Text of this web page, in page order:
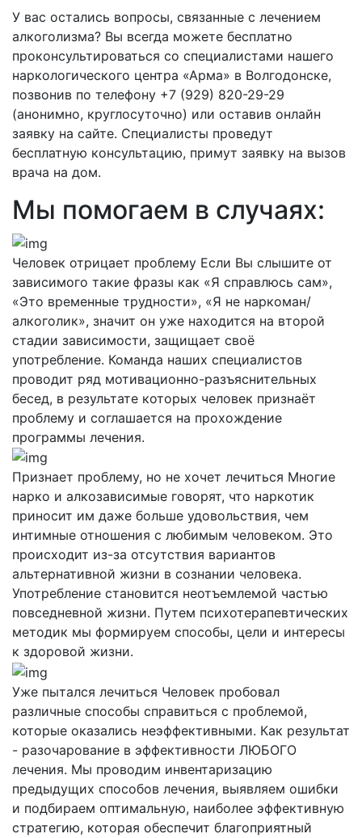
У вас остались вопросы, связанные с лечением
алкоголизма? Вы всегда можете бесплатно
проконсультироваться со специалистами нашего
наркологического центра «Арма» в Волгодонске,
позвонив по телефону +7 (929) 820-29-29
(анонимно, круглосуточно) или оставив онлайн
заявку на сайте. Специалисты проведут
бесплатную консультацию, примут заявку на вызов
врача на дом.
Мы помогаем в случаях:
Человек отрицает проблему Если Вы слышите от
зависимого такие фразы как «Я справлюсь сам»,
«Это временные трудности», «Я не наркоман/
алкоголик», значит он уже находится на второй
стадии зависимости, защищает своё
употребление. Команда наших специалистов
проводит ряд мотивационно-разъяснительных
бесед, в результате которых человек признаёт
проблему и соглашается на прохождение
программы лечения.
Признает проблему, но не хочет лечиться Многие
нарко и алкозависимые говорят, что наркотик
приносит им даже больше удовольствия, чем
интимные отношения с любимым человеком. Это
происходит из-за отсутствия вариантов
альтернативной жизни в сознании человека.
Употребление становится неотъемлемой частью
повседневной жизни. Путем психотерапевтических
методик мы формируем способы, цели и интересы
к здоровой жизни.
Уже пытался лечиться Человек пробовал
различные способы справиться с проблемой,
которые оказались неэффективными. Как результат
- разочарование в эффективности ЛЮБОГО
лечения. Мы проводим инвентаризацию
предыдущих способов лечения, выявляем ошибки
и подбираем оптимальную, наиболее эффективную
стратегию, которая обеспечит благоприятный